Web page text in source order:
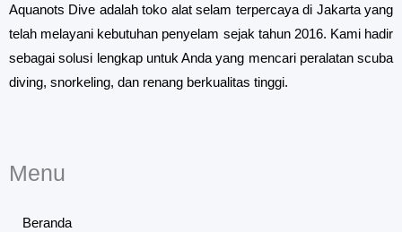
Aquanots Dive adalah toko alat selam terpercaya di Jakarta yang
telah melayani kebutuhan penyelam sejak tahun 2016. Kami hadir
sebagai solusi lengkap untuk Anda yang mencari peralatan scuba
diving, snorkeling, dan renang berkualitas tinggi.
Menu
Beranda